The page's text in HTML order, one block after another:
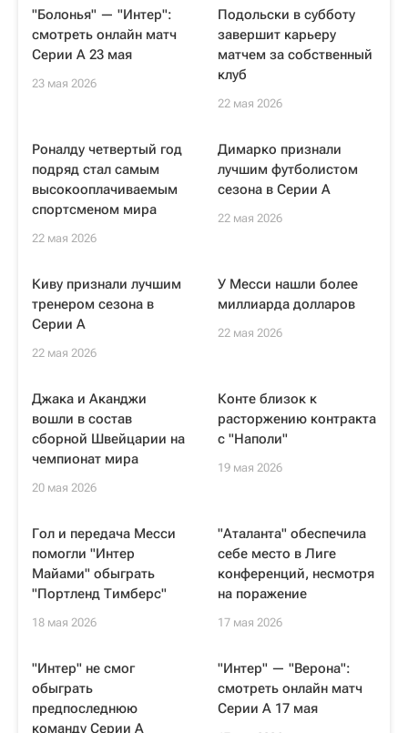
"Болонья" — "Интер":
смотреть онлайн матч
Серии А 23 мая
23 мая 2026
Подольски в субботу
завершит карьеру
матчем за собственный
клуб
22 мая 2026
Роналду четвертый год
подряд стал самым
высокооплачиваемым
спортсменом мира
22 мая 2026
Димарко признали
лучшим футболистом
сезона в Серии А
22 мая 2026
Киву признали лучшим
тренером сезона в
Серии А
22 мая 2026
У Месси нашли более
миллиарда долларов
22 мая 2026
Джака и Аканджи
вошли в состав
сборной Швейцарии на
чемпионат мира
20 мая 2026
Конте близок к
расторжению контракта
с "Наполи"
19 мая 2026
Гол и передача Месси
помогли "Интер
Майами" обыграть
"Портленд Тимберс"
18 мая 2026
"Аталанта" обеспечила
себе место в Лиге
конференций, несмотря
на поражение
17 мая 2026
"Интер" не смог
обыграть
предпоследнюю
команду Серии А
"Интер" — "Верона":
смотреть онлайн матч
Серии А 17 мая